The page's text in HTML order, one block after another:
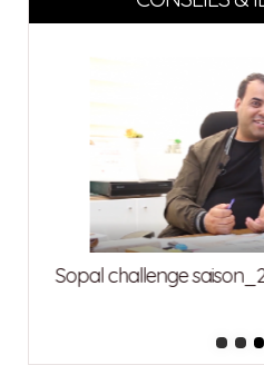
Sopal challenge